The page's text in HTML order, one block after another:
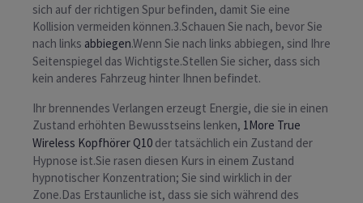
sich auf der richtigen Spur befinden, damit Sie eine
Kollision vermeiden können.3.Schauen Sie nach, bevor Sie
nach links abbiegen.Wenn Sie nach links abbiegen, sind Ihre
Seitenspiegel das Wichtigste.Stellen Sie sicher, dass sich
kein anderes Fahrzeug hinter Ihnen befindet.
Ihr brennendes Verlangen erzeugt Energie, die sie in einen
Zustand erhöhten Bewusstseins lenken, 1More True
Wireless Kopfhörer Q10 der tatsächlich ein Zustand der
Hypnose ist.Sie rasen diesen Kurs in einem Zustand
hypnotischer Konzentration; Sie sind wirklich in der
Zone.Das Erstaunliche ist, dass sie sich während des